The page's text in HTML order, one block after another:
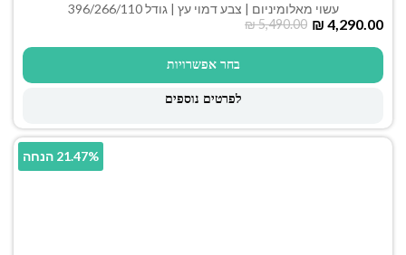
עשוי מאלומיניום | צבע דמוי עץ | גודל 396/266/110
₪5,490.00 ₪ 4,290.00
בחר אפשרויות
לפרטים נוספים
21.47% הנחה